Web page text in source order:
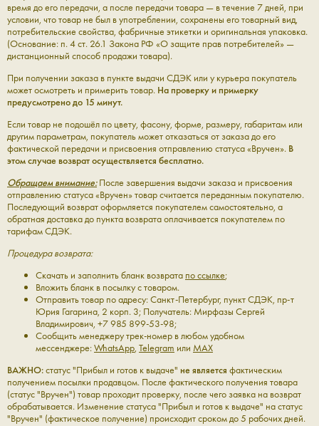
время до его передачи, а после передачи товара — в течение 7 дней, при
условии, что товар не был в употреблении, сохранены его товарный вид,
потребительские свойства, фабричные этикетки и оригинальная упаковка.
(Основание: п. 4 ст. 26.1 Закона РФ «О защите прав потребителей» —
дистанционный способ продажи товара).
При получении заказа в пункте выдачи СДЭК или у курьера покупатель
может осмотреть и примерить товар. На проверку и примерку
предусмотрено до 15 минут.
Если товар не подошёл по цвету, фасону, форме, размеру, габаритам или
другим параметрам, покупатель может отказаться от заказа до его
фактической передачи и присвоения отправлению статуса «Вручен». В
этом случае возврат осуществляется бесплатно.
Обращаем внимание: После завершения выдачи заказа и присвоения
отправлению статуса «Вручен» товар считается переданным покупателю.
Последующий возврат оформляется покупателем самостоятельно, а
обратная доставка до пункта возврата оплачивается покупателем по
тарифам СДЭК.
Процедура возврата:
Скачать и заполнить бланк возврата по ссылке;
Вложить бланк в посылку с товаром.
Отправить товар по адресу: Санкт-Петербург, пункт СДЭК, пр-т
Юрия Гагарина, 2 корп. 3; Получатель: Мирфазы Сергей
Владимирович, +7 985 899-53-98;
Сообщить менеджеру трек-номер в любом удобном
мессенджере:WhatsApp, Telegram или MAX
ВАЖНО:статус "Прибыл и готов к выдаче" не является фактическим
получением посылки продавцом. После фактического получения товара
(статус "Вручен") товар проходит проверку, после чего заявка на возврат
обрабатывается. Изменение статуса "Прибыл и готов к выдаче" на статус
"Вручен" (фактическое получение) происходит сроком до 5 рабочих дней.